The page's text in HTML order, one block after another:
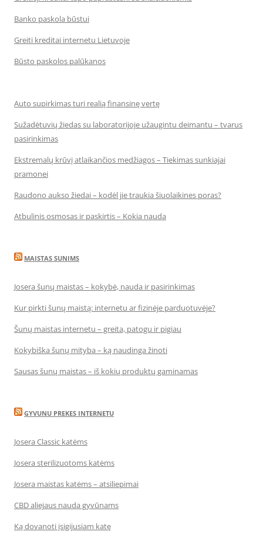
Banko paskola būstui
Greiti kreditai internetu Lietuvoje
Būsto paskolos palūkanos
Auto supirkimas turi realią finansinę vertę
Sužadėtuvių žiedas su laboratorijoje užaugintu deimantu – tvarus
pasirinkimas
Ekstremalų krūvį atlaikančios medžiagos – Tiekimas sunkiajai
pramonei
Raudono aukso žiedai – kodėl jie traukia šiuolaikines poras?
Atbulinis osmosas ir paskirtis – Kokia nauda
MAISTAS SUNIMS
Josera šunų maistas – kokybė, nauda ir pasirinkimas
Kur pirkti šunų maistą: internetu ar fizinėje parduotuvėje?
Šunų maistas internetu – greita, patogu ir pigiau
Kokybiška šunų mityba – ką naudinga žinoti
Sausas šunų maistas – iš kokių produktų gaminamas
GYVUNU PREKES INTERNETU
Josera Classic katėms
Josera sterilizuotoms katėms
Josera maistas katėms – atsiliepimai
CBD aliejaus nauda gyvūnams
Ką dovanoti įsigijusiam katę